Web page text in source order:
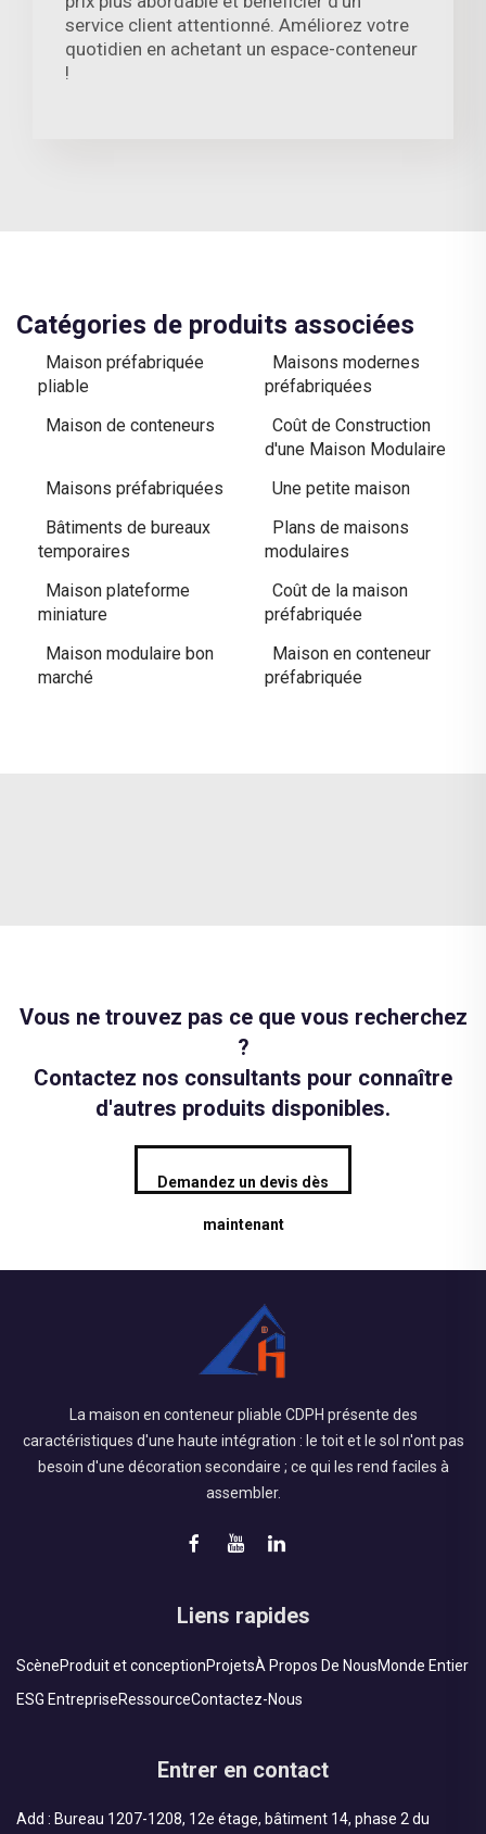
service client attentionné. Améliorez votre
quotidien en achetant un espace-conteneur
!
Catégories de produits associées
Maison préfabriquée
pliable
Maisons modernes
préfabriquées
Maison de conteneurs
Coût de Construction
d'une Maison Modulaire
Maisons préfabriquées
Une petite maison
Bâtiments de bureaux
temporaires
Plans de maisons
modulaires
Maison plateforme
miniature
Coût de la maison
préfabriquée
Maison modulaire bon
marché
Maison en conteneur
préfabriquée
Vous ne trouvez pas ce que vous recherchez
?
Contactez nos consultants pour connaître
d'autres produits disponibles.
Demandez un devis dès
maintenant
La maison en conteneur pliable CDPH présente des
caractéristiques d'une haute intégration : le toit et le sol n'ont pas
besoin d'une décoration secondaire ; ce qui les rend faciles à
assembler.
Liens rapides
ScèneProduit et conceptionProjetsÀ Propos De NousMonde Entier
ESG EntrepriseRessourceContactez-Nous
Entrer en contact
Add : Bureau 1207-1208, 12e étage, bâtiment 14, phase 2 du